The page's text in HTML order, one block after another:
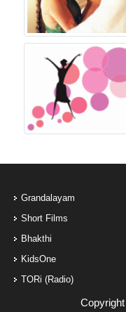
Grandalayam
Short Films
Bhakthi
KidsOne
TORi (Radio)